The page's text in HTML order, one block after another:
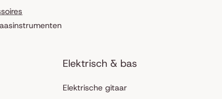
Elektrisch & bas
Elektrische gitaar